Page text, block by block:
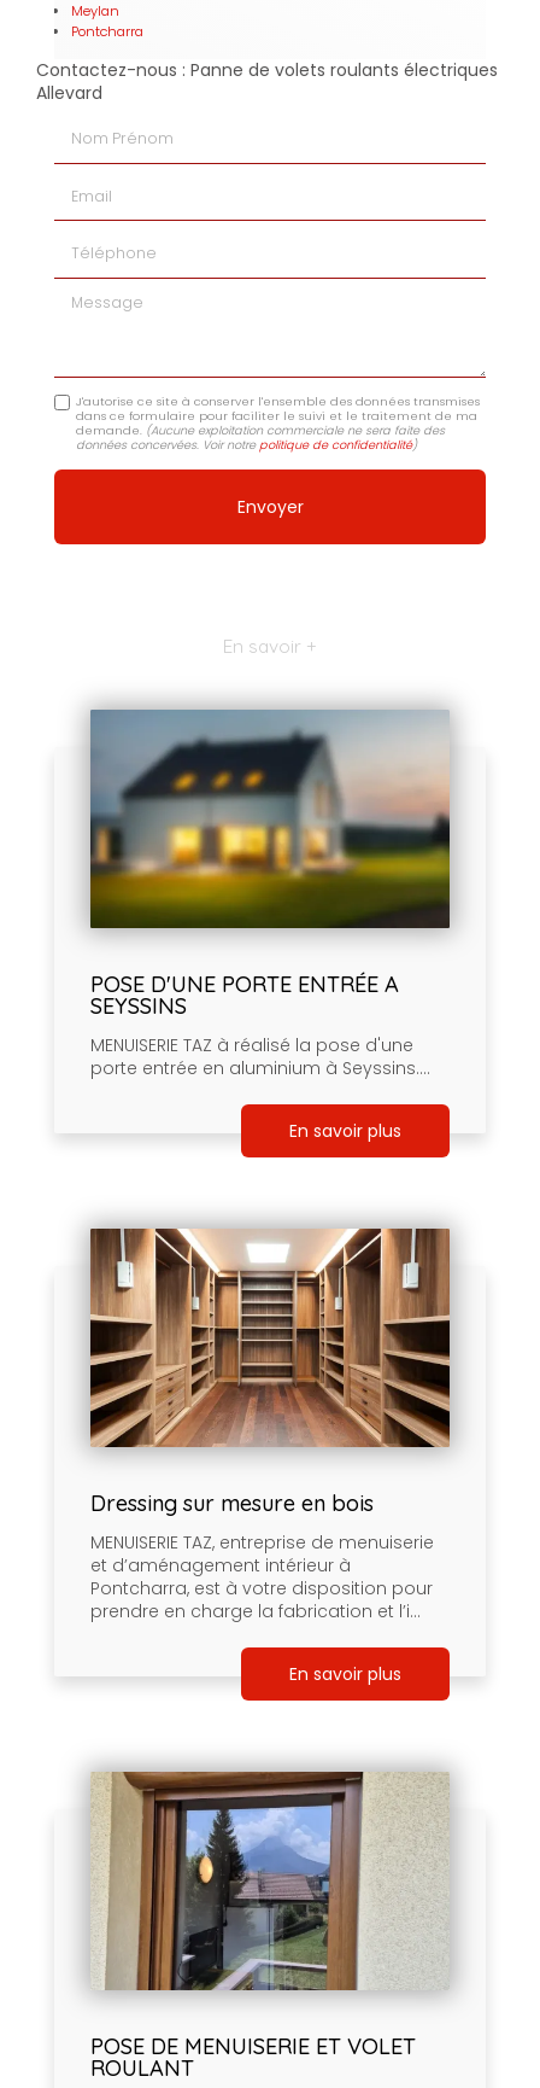
Meylan
Pontcharra
Contactez-nous : Panne de volets roulants électriques
Allevard
Message
J'autorise ce site à conserver l'ensemble des données transmises
dans ce formulaire pour faciliter le suivi et le traitement de ma
demande. (Aucune exploitation commerciale ne sera faite des
données concervées. Voir notrepolitique de confidentialité)
En savoir +
POSE D'UNE PORTE ENTRÉE A
SEYSSINS
MENUISERIE TAZ à réalisé la pose d'une
porte entrée en aluminium à Seyssins....
En savoir plus
Dressing sur mesure en bois
MENUISERIE TAZ, entreprise de menuiserie
et d’aménagement intérieur à
Pontcharra, est à votre disposition pour
prendre en charge la fabrication et l’i...
En savoir plus
POSE DE MENUISERIE ET VOLET
ROULANT